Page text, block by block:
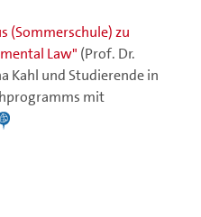
(Sommerschule) zu
Law" (Prof. Dr.
Kahl und Studierende in
mit